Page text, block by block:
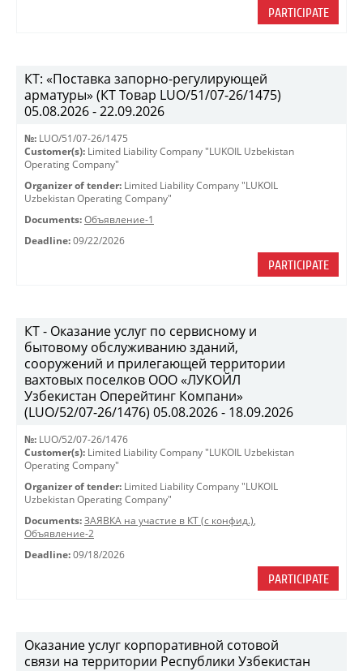
PARTICIPATE
КТ: «Поставка запорно-регулирующей
арматуры» (КТ Товар LUO/51/07-26/1475)
05.08.2026 - 22.09.2026
№: LUO/51/07-26/1475
Customer(s): Limited Liability Company "LUKOIL Uzbekistan
Operating Company"
Organizer of tender: Limited Liability Company "LUKOIL
Uzbekistan Operating Company"
Documents: Объявление-1
Deadline: 09/22/2026
PARTICIPATE
КТ - Оказание услуг по сервисному и
бытовому обслуживанию зданий,
сооружений и прилегающей территории
вахтовых поселков ООО «ЛУКОЙЛ
Узбекистан Оперейтинг Компани»
(LUO/52/07-26/1476) 05.08.2026 - 18.09.2026
№: LUO/52/07-26/1476
Customer(s): Limited Liability Company "LUKOIL Uzbekistan
Operating Company"
Organizer of tender: Limited Liability Company "LUKOIL
Uzbekistan Operating Company"
Documents: ЗАЯВКА на участие в КТ (с конфид.),
Объявление-2
Deadline: 09/18/2026
PARTICIPATE
Оказание услуг корпоративной сотовой
связи на территории Республики Узбекистан